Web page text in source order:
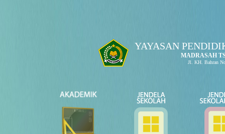
YAYASAN
MADRASAH
Jl. KH. Bahran